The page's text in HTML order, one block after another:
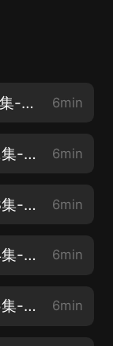
全民鑄兵：開局造出復活甲 001集-穿越了 6min
全民鑄兵：開局造出復活甲 002集-神兵武庫 6min
全民鑄兵：開局造出復活甲 003集-粉色復活節 6min
全民鑄兵：開局造出復活甲 004集-時間到 6min
全民鑄兵：開局造出復活甲 005集-故意交白卷 6min